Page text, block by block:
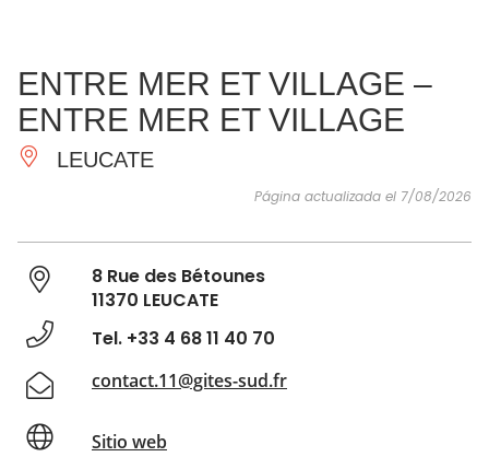
IMPRESCINDIBLES
HACER
INSPIRACIONES
ENTRE MER ET VILLAGE –
ENTRE MER ET VILLAGE
LEUCATE
Página actualizada el 7/08/2026
8 Rue des Bétounes
11370 LEUCATE
Tel. +33 4 68 11 40 70
contact.11@gites-sud.fr
Sitio web